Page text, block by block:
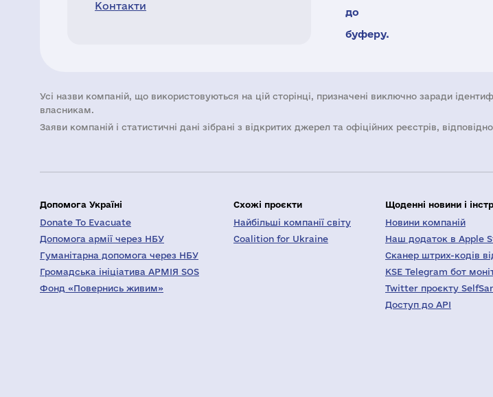
Контакти
до
буферу.
Усі назви компаній, що використовуються на цій сторінці, призначені виключно заради
власникам.
Заяви компаній i статистичні дані зібрані з відкритих джерел та офіційних реєстрів,
Допомога Україні
Donate To Evacuate
Допомога армії через НБУ
Гуманітарна допомога через НБУ
Громадська ініціатива АРМІЯ SOS
Фонд «Повернись живим»
Схожі проєкти
Найбільші компанії світу
Coalition for Ukraine
Щоденні новини і
Новини компаній
Наш додаток в Apple
Сканер штрих-кодів
KSE Telegram бот
Twitter проєкту
Доступ до API